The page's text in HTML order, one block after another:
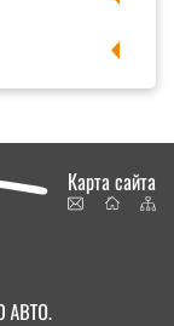
Карта сайта